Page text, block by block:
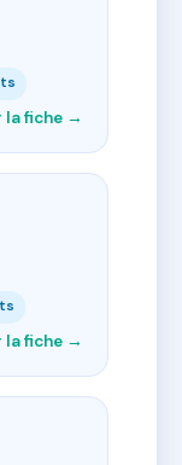
la fiche →
la fiche →